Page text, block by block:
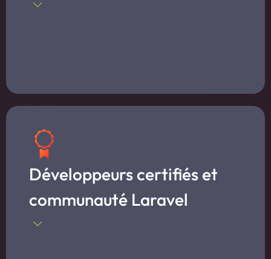
Développeurs certifiés et
communauté Laravel